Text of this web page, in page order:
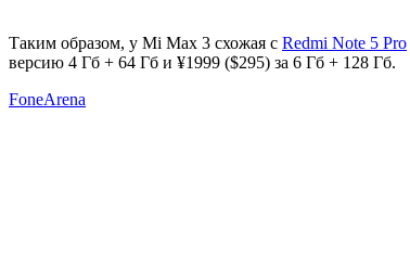
Таким образом, у Mi Max 3 схожая с Redmi Note 5 Pro
версию 4 Гб + 64 Гб и ¥1999 ($295) за 6 Гб + 128 Гб.
FoneArena